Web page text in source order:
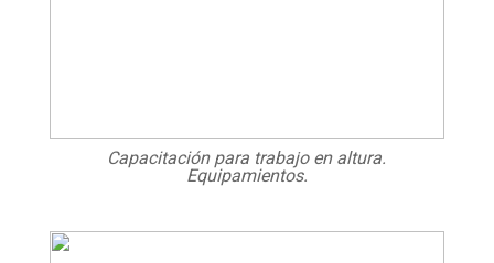
Capacitación para trabajo en altura.
Equipamientos.